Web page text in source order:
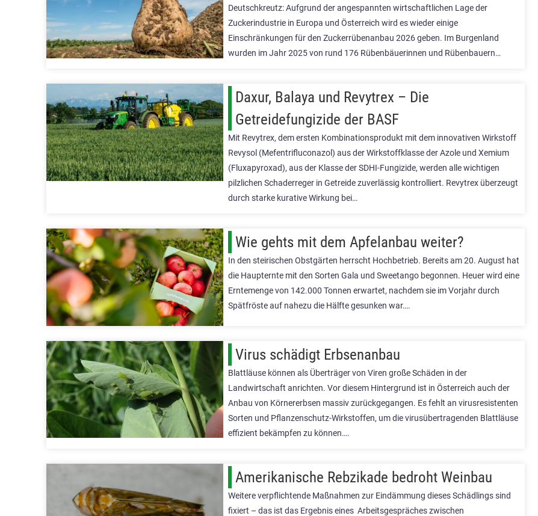
Deutschkreutz: Aufgrund der angespannten wirtschaftlichen Lage der
Zuckerindustrie in Europa und Österreich wird es wieder einige
Einschränkungen für den Zuckerrübenanbau 2026 geben. Im Burgenland
wurden im Jahr 2025 von rund 176 Rübenbäuerinnen und Rübenbauern…
Daxur, Balaya und Revytrex – Die
Getreidefungizide der BASF
Mit Revytrex, dem ersten Kombinationsprodukt mit dem innovativen Wirkstoff
Revysol (Mefentrifluconazol) aus der Wirkstoffklasse der Azole und Xemium
(Fluxapyroxad), aus der Klasse der SDHI-Fungizide, werden alle wichtigen
pilzlichen Schaderreger in Getreide zuverlässig kontrolliert. Revytrex überzeugt
durch starke kurative Wirkung bei…
Wie gehts mit dem Apfelanbau weiter?
In den steirischen Obstgärten herrscht Hochbetrieb. Bereits am 20. August hat
die Haupternte mit den Sorten Gala und Sweetango begonnen. Heuer wird eine
Erntemenge von 142.000 Tonnen erwartet, nachdem sie im Vorjahr durch
Spätfröste auf nahezu die Hälfte gesunken war….
Virus schädigt Erbsenanbau
Blattläuse können als Überträger von Viren große Schäden in der
Landwirtschaft anrichten. Vor diesem Hintergrund ist in Österreich auch der
Anbau von Körnererbsen massiv zurückgegangen. Es fehlt an virusresistenten
Sorten und Pflanzenschutz-Wirkstoffen, um die virusübertragenden Blattläuse
effizient bekämpfen zu können….
Amerikanische Rebzikade bedroht Weinbau
Weitere verpflichtende Maßnahmen zur Eindämmung dieses Schädlings sind
fixiert – das ist das Ergebnis eines Arbeitsgespräches zwischen